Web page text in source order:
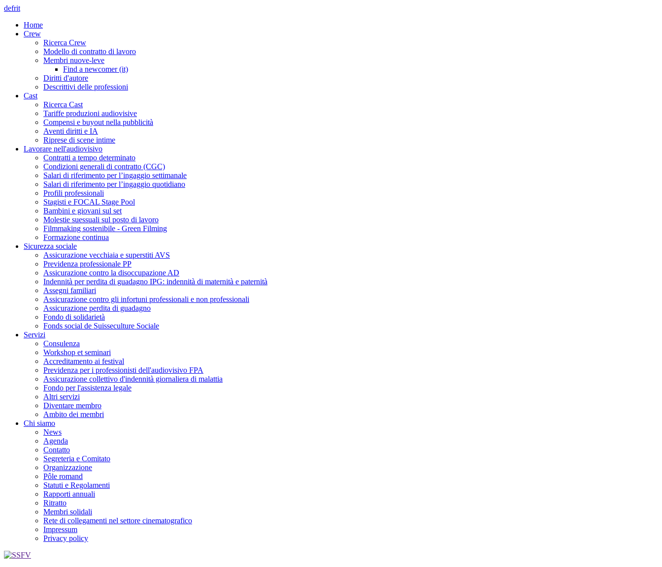
defrit
Home
Crew
Ricerca Crew
Modello di contratto di lavoro
Membri nuove-leve
Find a newcomer (it)
Diritti d'autore
Descrittivi delle professioni
Cast
Ricerca Cast
Tariffe produzioni audiovisive
Compensi e buyout nella pubblicità
Aventi diritti e IA
Riprese di scene intime
Lavorare nell'audiovisivo
Contratti a tempo determinato
Condizioni generali di contratto (CGC)
Salari di riferimento per l’ingaggio settimanale
Salari di riferimento per l’ingaggio quotidiano
Profili professionali
Stagisti e FOCAL Stage Pool
Bambini e giovani sul set
Molestie suessuali sul posto di lavoro
Filmmaking sostenibile - Green Filming
Formazione continua
Sicurezza sociale
Assicurazione vecchiaia e superstiti AVS
Previdenza professionale PP
Assicurazione contro la disoccupazione AD
Indennità per perdita di guadagno IPG: indennità di maternità e paternità
Assegni familiari
Assicurazione contro gli infortuni professionali e non professionali
Assicurazione perdita di guadagno
Fondo di solidarietà
Fonds social de Suisseculture Sociale
Servizi
Consulenza
Workshop et seminari
Accreditamento ai festival
Previdenza per i professionisti dell'audiovisivo FPA
Assicurazione collettivo d'indennità giornaliera di malattia
Fondo per l'assistenza legale
Altri servizi
Diventare membro
Ambito dei membri
Chi siamo
News
Agenda
Contatto
Segreteria e Comitato
Organizzazione
Pôle romand
Statuti e Regolamenti
Rapporti annuali
Ritratto
Membri solidali
Rete di collegamenti nel settore cinematografico
Impressum
Privacy policy